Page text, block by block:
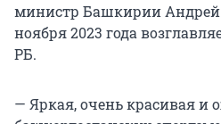
министр Башкирии Андрей
ноября 2023 года
РБ.
— Яркая, очень красивая и